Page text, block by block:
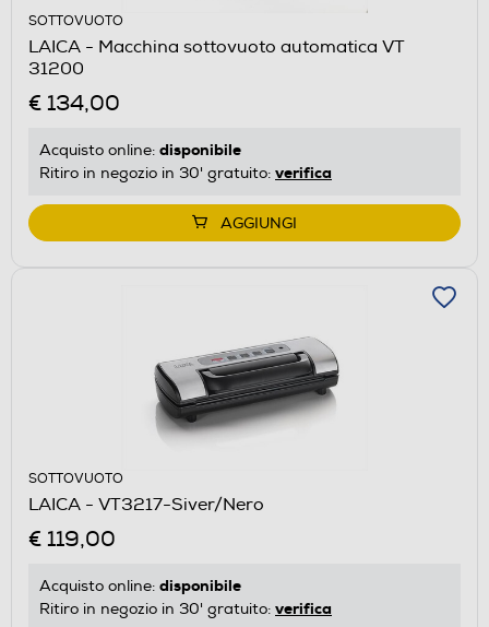
SOTTOVUOTO
LAICA - Macchina sottovuoto automatica VT
31200
€ 134,00
Acquisto online: disponibile
Ritiro in negozio in 30' gratuito: verifica
AGGIUNGI
SOTTOVUOTO
LAICA - VT3217-Siver/Nero
€ 119,00
Acquisto online: disponibile
Ritiro in negozio in 30' gratuito: verifica